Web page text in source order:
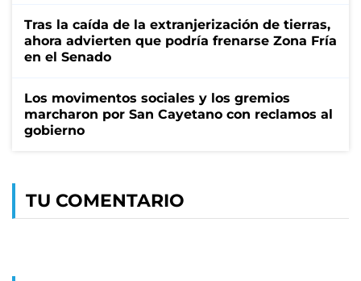
Tras la caída de la extranjerización de tierras,
ahora advierten que podría frenarse Zona Fría
en el Senado
Los movimentos sociales y los gremios
marcharon por San Cayetano con reclamos al
gobierno
TU COMENTARIO